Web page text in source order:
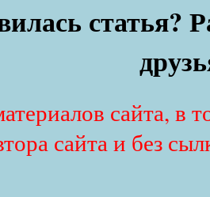
статья?
сайта, в
сайта и без